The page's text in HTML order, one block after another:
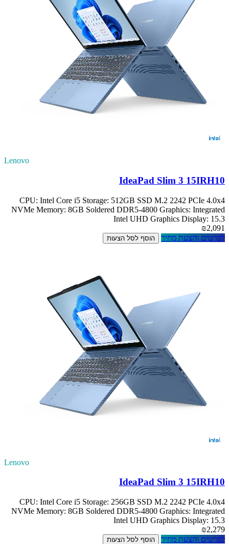
Lenovo
IdeaPad Slim 3 15IRH10
CPU: Intel Core i5 Storage: 512GB SSD M.2 2242 PCIe 4.0x4
NVMe Memory: 8GB Soldered DDR5-4800 Graphics: Integrated
Intel UHD Graphics Display: 15.3
₪2,091
לפרטים והצעת מחיר
הוסף לסל הצעות
Lenovo
IdeaPad Slim 3 15IRH10
CPU: Intel Core i5 Storage: 256GB SSD M.2 2242 PCIe 4.0x4
NVMe Memory: 8GB Soldered DDR5-4800 Graphics: Integrated
Intel UHD Graphics Display: 15.3
₪2,279
לפרטים והצעת מחיר
הוסף לסל הצעות